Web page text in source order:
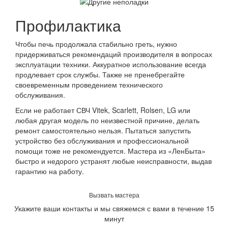
Профилактика
Чтобы печь продолжала стабильно греть, нужно
придерживаться рекомендаций производителя в вопросах
эксплуатации техники. Аккуратное использование всегда
продлевает срок службы. Также не пренебрегайте
своевременным проведением технического
обслуживания.
Если не работает СВЧ Vitek, Scarlett, Rolsen, LG или
любая другая модель по неизвестной причине, делать
ремонт самостоятельно нельзя. Пытаться запустить
устройство без обслуживания и профессиональной
помощи тоже не рекомендуется. Мастера из «ЛенБыта»
быстро и недорого устранят любые неисправности, выдав
гарантию на работу.
Вызвать мастера
Укажите ваши контакты и мы свяжемся с вами в течение 15
минут